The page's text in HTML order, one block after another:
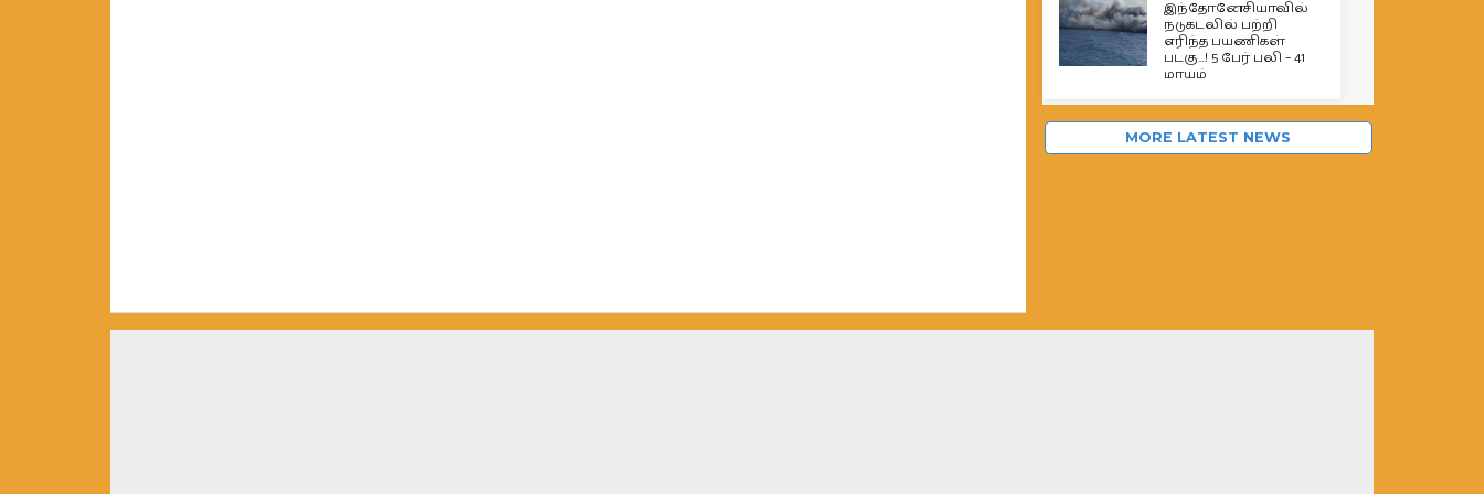
இந்தோனேசியாவில்
நடுகடலில் பற்றி
எரிந்த பயணிகள்
படகு…! 5 பேர் பலி – 41
மாயம்
MORE LATEST NEWS